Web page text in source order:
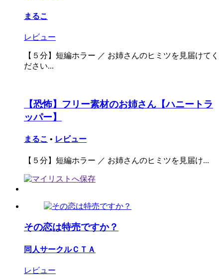
まるこ
レビュー
【５分】短編ホラー ／ お姉さんのヒミツを見届けてく
ださい...
【恐怖】フリー素材のお姉さん【ハニートラ
ッパー】
まるこ • レビュー
【５分】短編ホラー ／ お姉さんのヒミツを見届け...
その恋は特売ですか？
同人サークルＣＴＡ
レビュー